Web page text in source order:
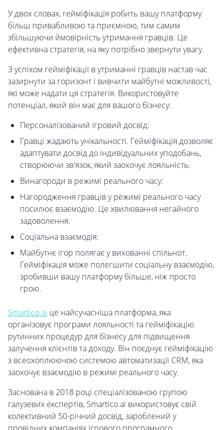
У двох словах, гейміфікація робить вашу платформу
більш привабливою та приємною, тим самим
збільшуючи ймовірність утримання гравців. Це
ефективна стратегія, на яку потрібно звернути увагу.
З успіхом гейміфікації в утриманні гравців настав час
зазирнути за горизонт і вивчити майбутні можливості,
які може надати ця стратегія. Використовуйте
потенціал, який він має для вашого бізнесу:
Персоналізований ігровий досвід:
Гравці жадають унікальності. Гейміфікація дозволяє
адаптувати досвід до індивідуальних уподобань,
створюючи зв'язок, який заохочує лояльність.
Винагороди в режимі реального часу:
Нагородження гравців у режимі реального часу
посилює взаємодію. Це хвилювання негайного
задоволення.
Соціальна взаємодія:
Майбутнє ігор полягає у вихованні спільнот.
Гейміфікація може полегшити соціальну взаємодію,
зробивши вашу платформу більше, ніж просто
грою.
Smartico.ai це найсучасніша платформа, яка
організовує програми лояльності та гейміфікацію
рутинних процедур для бізнесу для підвищення
залучення клієнтів та доходу. Він поєднує гейміфікацію
з всеохоплюючою системою автоматизації CRM, яка
заохочує взаємодію в режимі реального часу.
Заснована в 2018 році спеціалізованою групою
галузевих експертів, Smartico.ai використовує свій
колективний 50-річний досвід, зароблений у